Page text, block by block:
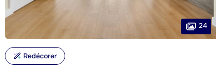
24
Redécorer